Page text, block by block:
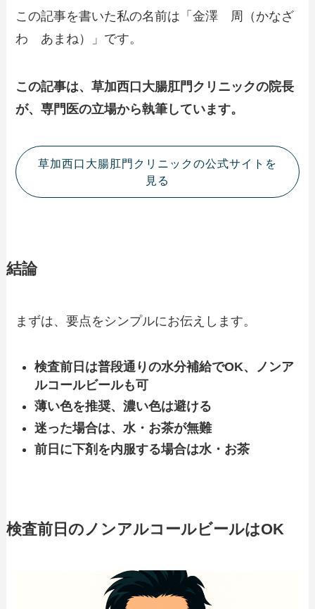
この記事を書いた私の名前は「金澤 周（かなざ
わ あまね）」です。
この記事は、草加西口大腸肛門クリニックの院長
が、専門医の立場から執筆しています。
草加西口大腸肛門クリニックの公式サイトを
見る
結論
まずは、要点をシンプルにお伝えします。
検査前日は普段通りの水分補給でOK、ノンア
ルコールビールも可
薄い色を推奨、濃い色は避ける
迷った場合は、水・お茶が無難
前日に下剤を内服する場合は水・お茶
検査前日のノンアルコールビールはOK